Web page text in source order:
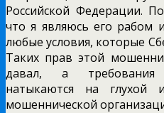
Российской Федерации.
что я являюсь его рабом
любые условия, которые
Таких прав этой
давал, а требования
натыкаются на глухой
мошеннической